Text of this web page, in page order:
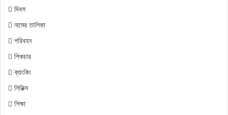
দিবস
নামের তালিকা
পরিবহন
পিকচার
ব্যাংকিং
লিরিক্স
শিক্ষা